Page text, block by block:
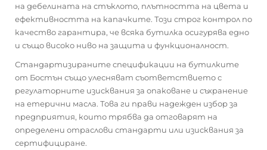
на дебелината на стъклото, плътността на цвета и
ефективността на капачките. Този строг контрол по
качество гарантира, че всяка бутилка осигурява едно
и също високо ниво на защита и функционалност.
Стандартизираните спецификации на бутилките
от Бостън също улесняват съответствието с
регулаторните изисквания за опаковане и съхранение
на етерични масла. Това ги прави надежден избор за
предприятия, които трябва да отговарят на
определени отраслови стандарти или изисквания за
сертифициране.